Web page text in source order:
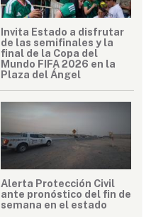
Invita Estado a disfrutar
de las semifinales y la
final de la Copa del
Mundo FIFA 2026 en la
Plaza del Ángel
Alerta Protección Civil
ante pronóstico del fin de
semana en el estado